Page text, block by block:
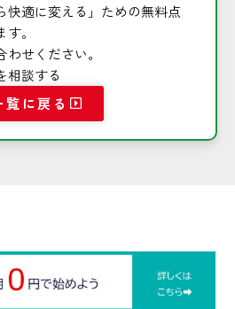
快適に変える」ための無料点
。
せください。
相談する
覧に戻る